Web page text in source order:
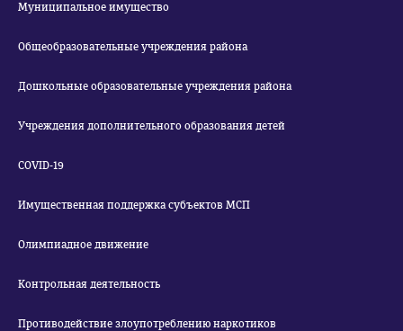
Муниципальное имущество
Общеобразовательные учреждения района
Дошкольные образовательные учреждения района
Учреждения дополнительного образования детей
COVID-19
Имущественная поддержка субъектов МСП
Олимпиадное движение
Контрольная деятельность
Противодействие злоупотреблению наркотиков